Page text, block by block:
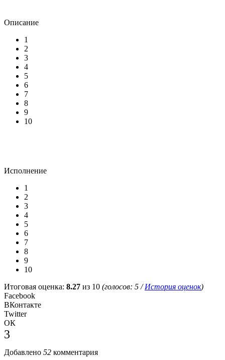
Описание
1
2
3
4
5
6
7
8
9
10
Исполнение
1
2
3
4
5
6
7
8
9
10
Итоговая оценка: 8.27 из 10 (голосов: 5 /История оценок)
Facebook
ВКонтакте
Twitter
ОК
3
Добавлено 52 комментария